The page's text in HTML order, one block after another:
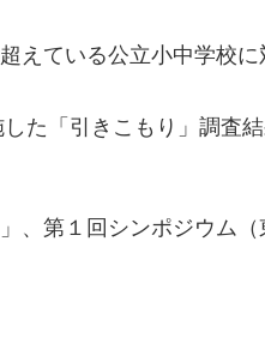
ている公立小中学校に
た「引きこもり」調査結
第１回シンポジウム（